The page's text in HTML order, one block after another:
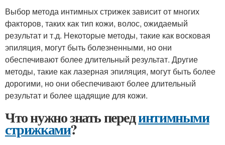
Выбор метода интимных стрижек зависит от многих
факторов, таких как тип кожи, волос, ожидаемый
результат и т.д. Некоторые методы, такие как восковая
эпиляция, могут быть болезненными, но они
обеспечивают более длительный результат. Другие
методы, такие как лазерная эпиляция, могут быть более
дорогими, но они обеспечивают более длительный
результат и более щадящие для кожи.
Что нужно знать перединтимными
стрижками?